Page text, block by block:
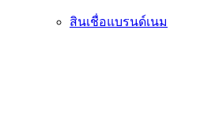
สินเชื่อแบรนด์เนม